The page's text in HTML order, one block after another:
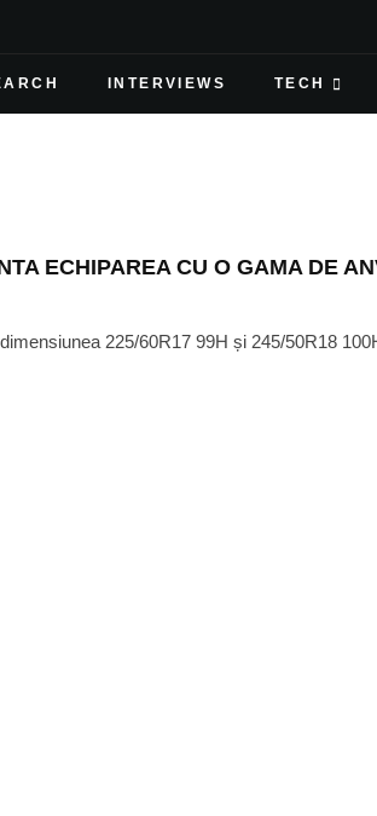
INTERVIEWS TECH
ECHIPAREA CU O GAMA DE
225/60R17 99H și 245/50R18